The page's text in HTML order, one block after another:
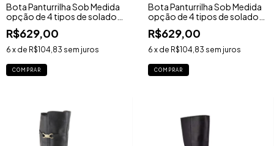
Bota Panturrilha Sob Medida
opção de 4 tipos de solados
- Ref. 1453BY
R$629,00
6 x de R$104,83 sem juros
COMPRAR
Bota Panturrilha Sob Medida
opção de 4 tipos de solados
- Ref. 1744BY
R$629,00
6 x de R$104,83 sem juros
COMPRAR